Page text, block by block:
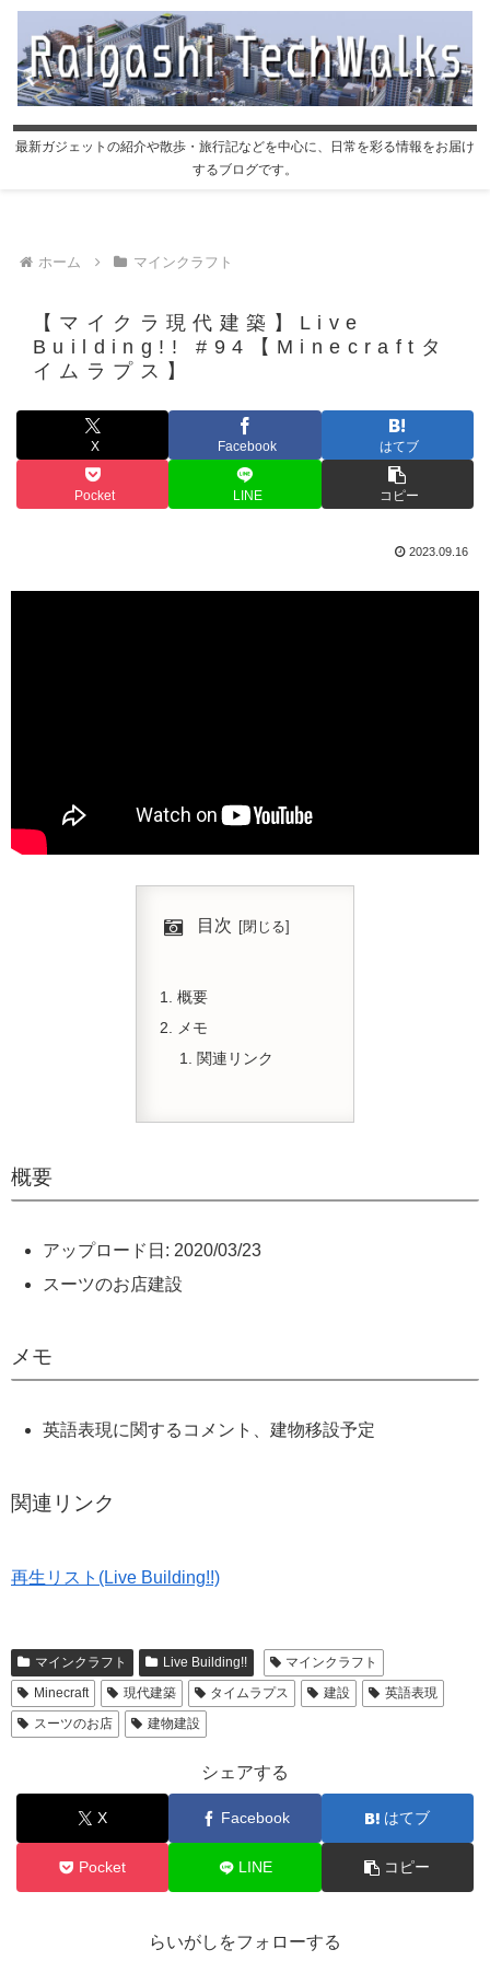
最新ガジェットの紹介や散歩・旅行記などを中心に、日常を彩る情報をお届け
するブログです。
ホーム マインクラフト
【マイクラ現代建築】Live
Building!! #94【Minecraftタ
イムラプス】
X Facebook はてブ
Pocket LINE コピー
2023.09.16
目次
概要
メモ
関連リンク
概要
アップロード日: 2020/03/23
スーツのお店建設
メモ
英語表現に関するコメント、建物移設予定
関連リンク
再生リスト(Live Building!!)
マインクラフト Live Building!!
マインクラフト
Minecraft
現代建築 タイムラプス 建設
英語表現
スーツのお店
建物建設
シェアする
X Facebook はてブ
Pocket LINE コピー
らいがしをフォローする